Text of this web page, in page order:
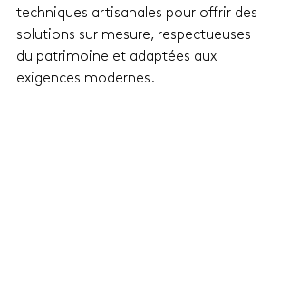
techniques artisanales pour offrir des
solutions sur mesure, respectueuses
du patrimoine et adaptées aux
exigences modernes.